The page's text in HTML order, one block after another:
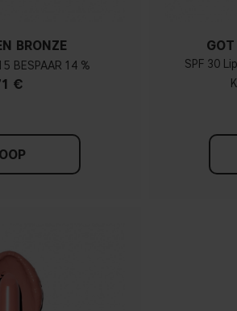
BRONZE
14 %
€
SPF 30